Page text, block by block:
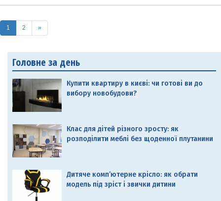
1 (current)
2 »
Головне за день
Купити квартиру в києві: чи готові ви до
вибору новобудови?
Клас для дітей різного зросту: як
розподілити меблі без щоденної плутанини
Дитяче комп’ютерне крісло: як обрати
модель під зріст і звички дитини